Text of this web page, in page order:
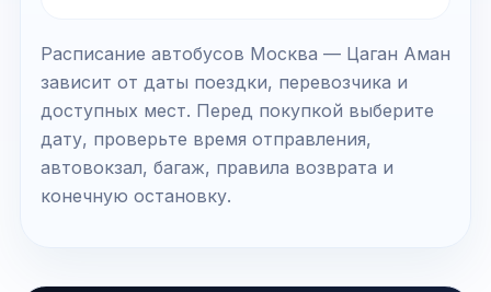
Расписание автобусов Москва — Цаган Аман
зависит от даты поездки, перевозчика и
доступных мест. Перед покупкой выберите
дату, проверьте время отправления,
автовокзал, багаж, правила возврата и
конечную остановку.